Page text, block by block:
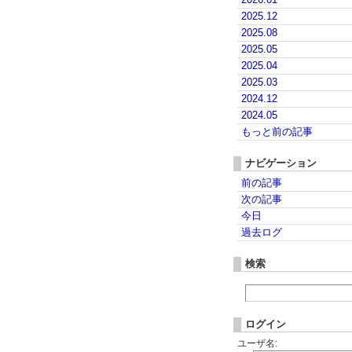
2025.12
2025.08
2025.05
2025.04
2025.03
2024.12
2024.05
もっと前の記事
ナビゲーション
前の記事
次の記事
今日
過去ログ
検索
ログイン
ユーザ名: